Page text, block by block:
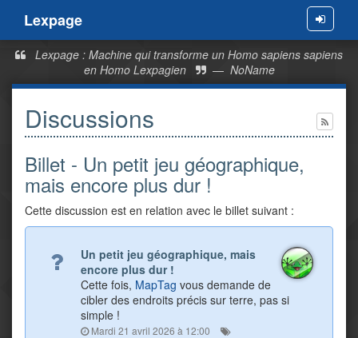
Menu
Lexpage
Lexpage : Machine qui transforme un Homo sapiens sapiens
en Homo Lexpagien
— NoName
Discussions
Billet - Un petit jeu géographique,
mais encore plus dur !
Cette discussion est en relation avec le billet suivant :
Un petit jeu géographique, mais
encore plus dur !
Cette fois, MapTag vous demande de
cibler des endroits précis sur terre, pas si
simple !
Mardi 21 avril 2026 à 12:00